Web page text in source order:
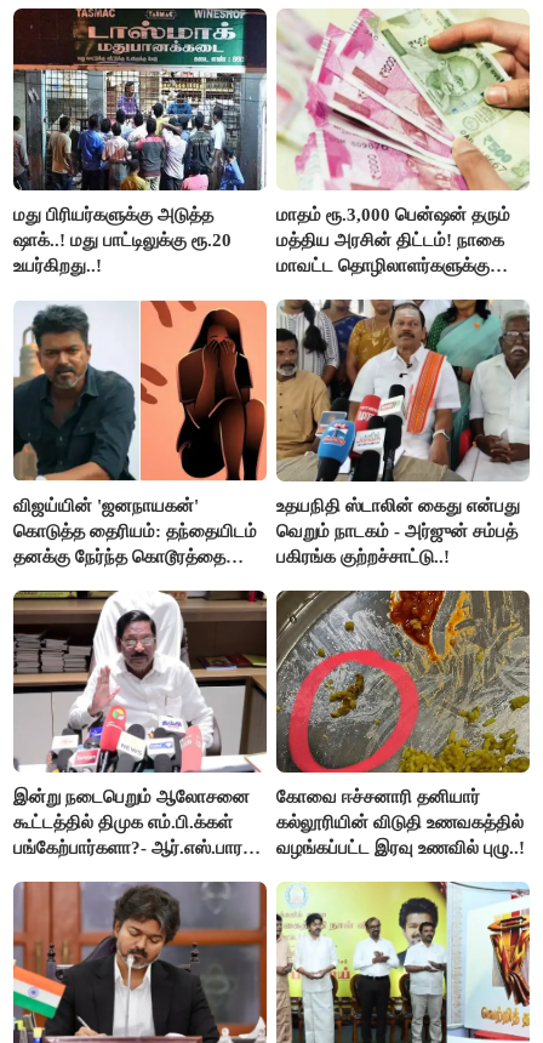
மது பிரியர்களுக்கு அடுத்த
ஷாக்..! மது பாட்டிலுக்கு ரூ.20
உயர்கிறது..!
மாதம் ரூ.3,000 பென்ஷன் தரும்
மத்திய அரசின் திட்டம்! நாகை
மாவட்ட தொழிலாளர்களுக்கு
செய்தி!
விஜய்யின் 'ஜனநாயகன்'
கொடுத்த தைரியம்: தந்தையிடம்
தனக்கு நேர்ந்த கொடூரத்தை
உதயநிதி ஸ்டாலின் கைது என்பது
வெறும் நாடகம் - அர்ஜுன் சம்பத்
பகிரங்க குற்றச்சாட்டு..!
இன்று நடைபெறும் ஆலோசனை
கூட்டத்தில் திமுக எம்.பி.க்கள்
பங்கேற்பார்களா?- ஆர்.எஸ்.பாரதி
கோவை ஈச்சனாரி தனியார்
கல்லூரியின் விடுதி உணவகத்தில்
வழங்கப்பட்ட இரவு உணவில் புழு..!